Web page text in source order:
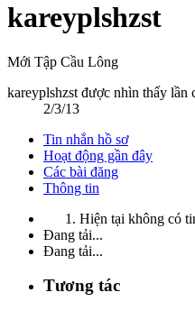
kareyplshzst
Mới Tập Cầu Lông
kareyplshzst được nhìn thấy lần
2/3/13
Tin nhắn hồ sơ
Hoạt động gần đây
Các bài đăng
Thông tin
Hiện tại không có
Đang tải...
Đang tải...
Tương tác